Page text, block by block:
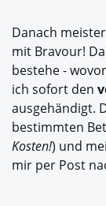
Danach
mit Bravour!
bestehe -
ich sofort den
ausgehändigt.
bestimmten
Kosten!) und
mir per Post